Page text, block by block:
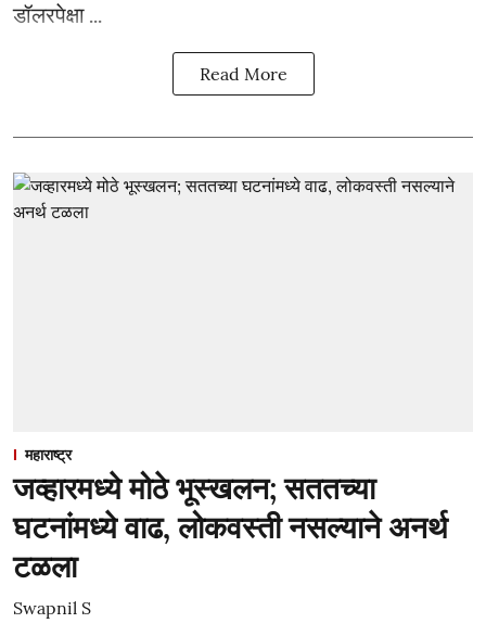
डॉलरपेक्षा ...
Read More
महाराष्ट्र
जव्हारमध्ये मोठे भूस्खलन; सततच्या
घटनांमध्ये वाढ, लोकवस्ती नसल्याने अनर्थ
टळला
Swapnil S